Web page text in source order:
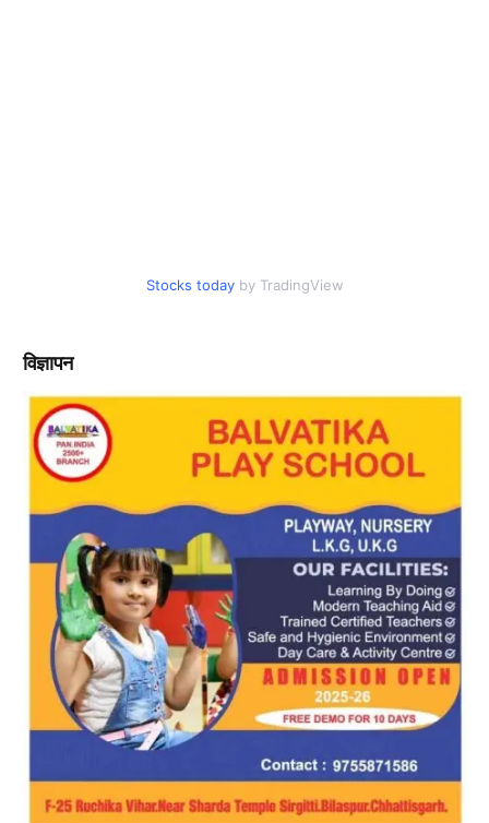
Stocks today by TradingView
विज्ञापन